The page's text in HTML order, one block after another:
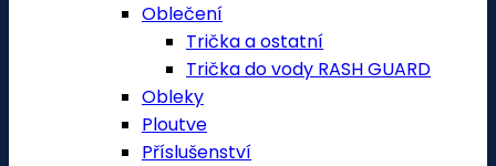
Oblečení
Trička a ostatní
Trička do vody RASH GUARD
Obleky
Ploutve
Příslušenství